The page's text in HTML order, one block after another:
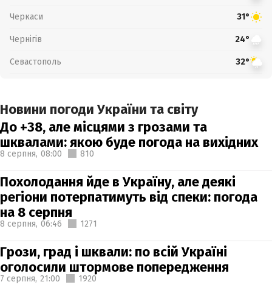
Черкаси 31°
Чернігів 24°
Севастополь 32°
Новини погоди України та світу
До +38, але місцями з грозами та
шквалами: якою буде погода на вихідних
8 серпня, 08:00 810
Похолодання йде в Україну, але деякі
регіони потерпатимуть від спеки: погода
на 8 серпня
8 серпня, 06:46 1271
Грози, град і шквали: по всій Україні
оголосили штормове попередження
7 серпня, 21:00 1920